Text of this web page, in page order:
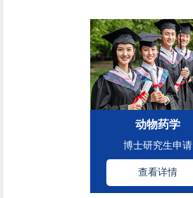
动物药学
博士研究生申请
查看详情